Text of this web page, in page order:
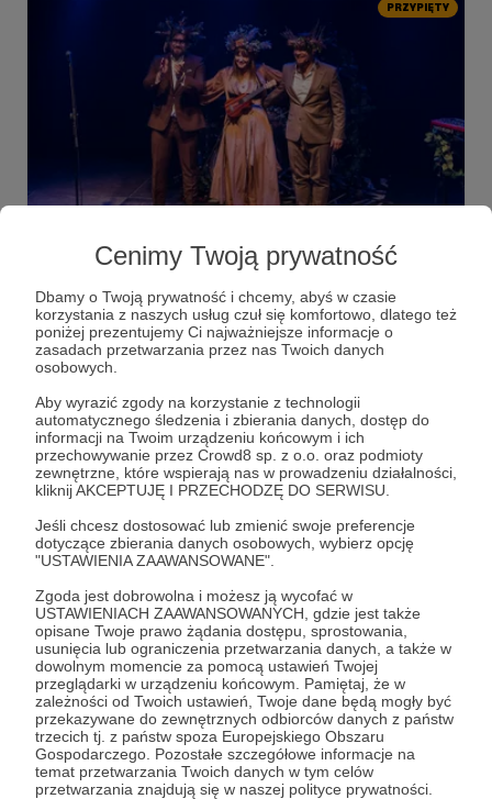
Cenimy Twoją prywatność
Dbamy o Twoją prywatność i chcemy, abyś w czasie
korzystania z naszych usług czuł się komfortowo, dlatego też
poniżej prezentujemy Ci najważniejsze informacje o
zasadach przetwarzania przez nas Twoich danych
osobowych.
Aby wyrazić zgody na korzystanie z technologii
automatycznego śledzenia i zbierania danych, dostęp do
informacji na Twoim urządzeniu końcowym i ich
przechowywanie przez Crowd8 sp. z o.o. oraz podmioty
zewnętrzne, które wspierają nas w prowadzeniu działalności,
kliknij AKCEPTUJĘ I PRZECHODZĘ DO SERWISU.
Jeśli chcesz dostosować lub zmienić swoje preferencje
dotyczące zbierania danych osobowych, wybierz opcję
"USTAWIENIA ZAAWANSOWANE".
Zgoda jest dobrowolna i możesz ją wycofać w
USTAWIENIACH ZAAWANSOWANYCH, gdzie jest także
opisane Twoje prawo żądania dostępu, sprostowania,
usunięcia lub ograniczenia przetwarzania danych, a także w
dowolnym momencie za pomocą ustawień Twojej
przeglądarki w urządzeniu końcowym. Pamiętaj, że w
zależności od Twoich ustawień, Twoje dane będą mogły być
przekazywane do zewnętrznych odbiorców danych z państw
trzecich tj. z państw spoza Europejskiego Obszaru
Gospodarczego. Pozostałe szczegółowe informacje na
temat przetwarzania Twoich danych w tym celów
przetwarzania znajdują się w naszej polityce prywatności.
PRZYPIĘTY
Mamy Wam coś do powiedzenia!
pierwszy post patronite +6
Dołącz do grona Patronów!
Wesprzyj działalność AutoraCHRUSTjuż teraz!
Zostań Patronem